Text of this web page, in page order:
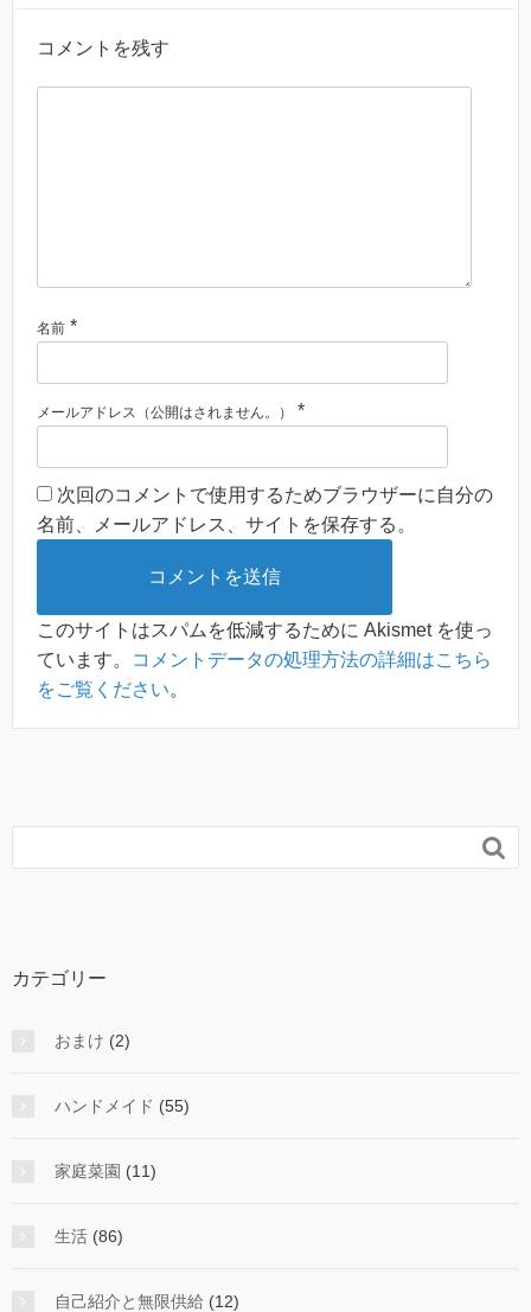
コメントを残す
名前 *
メールアドレス（公開はされません。） *
次回のコメントで使用するためブラウザーに自分の
名前、メールアドレス、サイトを保存する。
このサイトはスパムを低減するために Akismet を使っ
ています。
コメントデータの処理方法の詳細はこちら
をご覧ください。

カテゴリー
おまけ (2)
ハンドメイド (55)
家庭菜園 (11)
生活 (86)
自己紹介と無限供給 (12)